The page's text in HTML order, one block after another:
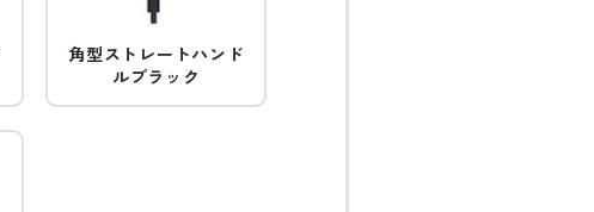
角型ストレートハンド
ルブラック